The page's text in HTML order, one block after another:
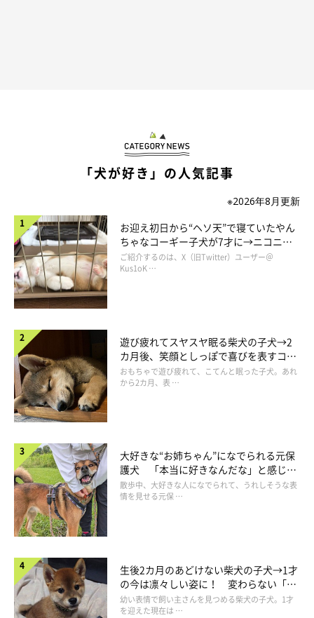
リンク
ツイッター（よしこ@menglish222）
ブログ「パグ嫁と姑」
「犬が好き」の人気記事
※2026年8月更新
お迎え初日から“ヘソ天”で寝ていたやん
ちゃなコーギー子犬が7才に→ニコニ
コ“コーギースマイル”が魅力のコに成
長！
ご紹介するのは、X（旧Twitter）ユーザー＠
Kus1oK …
遊び疲れてスヤスヤ眠る柴犬の子犬→2
カ月後、笑顔としっぽで喜びを表すコに
成長！
おもちゃで遊び疲れて、こてんと眠った子犬。あれ
から2カ月、表 …
大好きな“お姉ちゃん”になでられる元保
護犬 「本当に好きなんだな」と感じる
表情にほっこり
散歩中、大好きな人になでられて、うれしそうな表
情を見せる元保 …
生後2カ月のあどけない柴犬の子犬→1才
の今は凛々しい姿に！ 変わらない「く
りくりおめめ」にもほっこり
幼い表情で飼い主さんを見つめる柴犬の子犬。1才
を迎えた現在は …